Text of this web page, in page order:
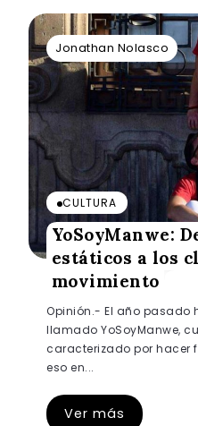
Jonathan Nolasco
CULTURA
YoSoyManwe:
estáticos a los
movimiento
Opinión.- El año pasado
llamado YoSoyManwe,
caracterizado por hacer
eso en...
Ver más